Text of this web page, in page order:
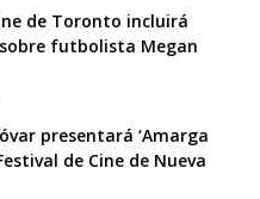
de Toronto incluirá
futbolista Megan
presentará ‘Amarga
de Cine de Nueva